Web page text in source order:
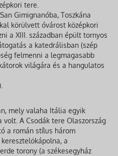
tere.
Gimignanóba, Toszkána
körülvett óvárost középkori
a XIII. században épült tornyos
a katedrálisban (szép
felmenni a legmagasabb
világára és a hangulatos
mely valaha Itália egyik
A Csodák tere Olaszország
a román stílus három
a
torony (a székesegyház